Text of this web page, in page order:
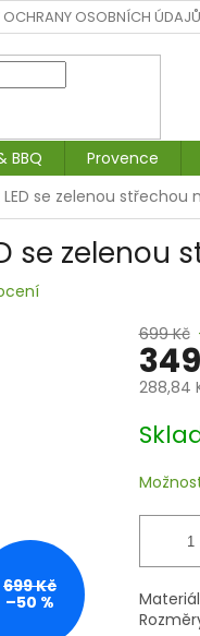
OSOBNÍCH ÚDAJŮ
BBQ Provence
se zelenou střechou
se zelenou
699 Kč
–50 %
699 Kč
288,84
cena: